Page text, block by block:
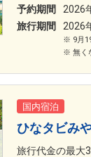
予約期間
2026
旅行期間
2026
9月
無く
国内宿泊
ひなタビみ
旅行代金の最大